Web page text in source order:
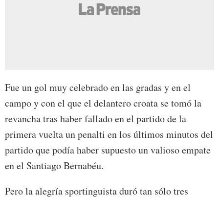
Fue un gol muy celebrado en las gradas y en el
campo y con el que el delantero croata se tomó la
revancha tras haber fallado en el partido de la
primera vuelta un penalti en los últimos minutos del
partido que podía haber supuesto un valioso empate
en el Santiago Bernabéu.
Pero la alegría sportinguista duró tan sólo tres